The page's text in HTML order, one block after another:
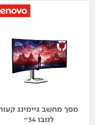
מסך מחשב גיימינג
לנובו 34"